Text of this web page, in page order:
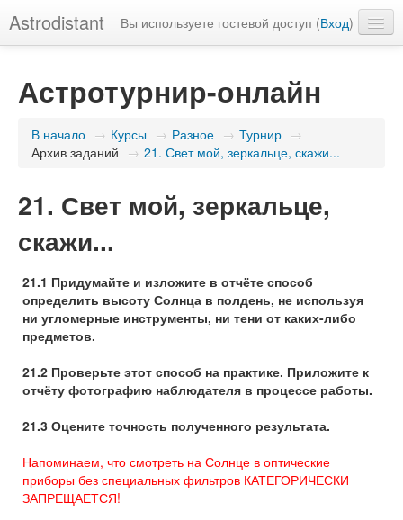
Astrodistant Вы используете гостевой доступ (Вход)
Астротурнир-онлайн
В начало → Курсы → Разное → Турнир →
Архив заданий → 21. Свет мой, зеркальце, скажи...
21. Свет мой, зеркальце,
скажи...
21.1 Придумайте и изложите в отчёте способ
определить высоту Солнца в полдень, не используя
ни угломерные инструменты, ни тени от каких-либо
предметов.
21.2 Проверьте этот способ на практике. Приложите к
отчёту фотографию наблюдателя в процессе работы.
21.3 Оцените точность полученного результата.
Напоминаем, что смотреть на Солнце в оптические
приборы без специальных фильтров КАТЕГОРИЧЕСКИ
ЗАПРЕЩАЕТСЯ!